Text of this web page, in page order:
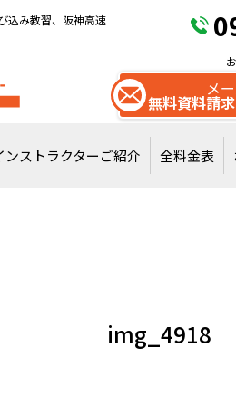
込み教習、阪神高速
メ
無料資料請
ンストラクターご紹介 全料金表
img_4918